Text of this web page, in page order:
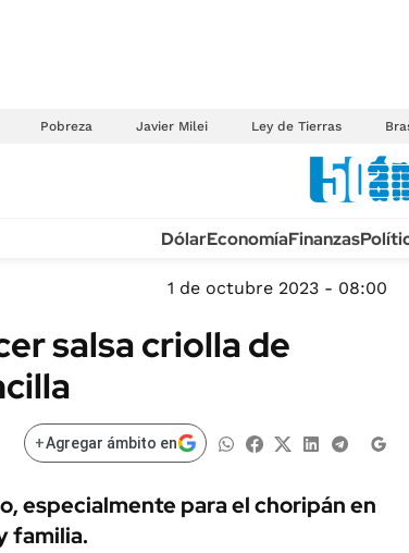
Pobreza Javier Milei Ley de Tierras
TECNOLOGÍA
MÉXICO
MUNDO
LIFESTYLE
DólarEconomíaFinanzas
1 de octubre 2023 - 08:00
salsa criolla de
+Agregar ámbito en
especialmente para el choripán en
familia.